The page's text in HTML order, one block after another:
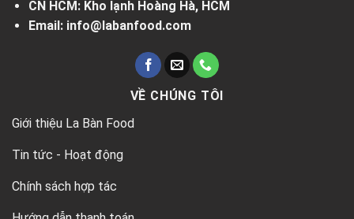
CN HCM: Kho lạnh Hoàng Hà, HCM
Email: info@labanfood.com
VỀ CHÚNG TÔI
Giới thiệu La Bàn Food
Tin tức - Hoạt động
Chính sách hợp tác